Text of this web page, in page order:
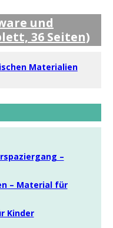
und
36 Seiten)
Materialien
–
– Material für
Kinder